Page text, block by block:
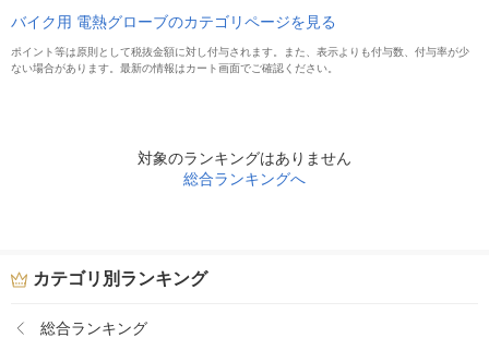
バイク用 電熱グローブのカテゴリページを見る
ポイント等は原則として税抜金額に対し付与されます。また、表示よりも付与数、付与率が少
ない場合があります。最新の情報はカート画面でご確認ください。
対象のランキングはありません
総合ランキングへ
カテゴリ別ランキング
総合ランキング